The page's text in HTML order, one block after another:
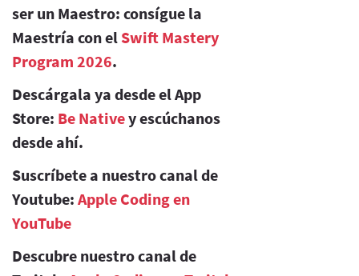
ser un Maestro: consígue la
Maestría con el Swift Mastery
Program 2026.
Descárgala ya desde el App
Store: Be Nativey escúchanos
desde ahí.
Suscríbete a nuestro canal de
Youtube: Apple Coding en
YouTube
Descubre nuestro canal de